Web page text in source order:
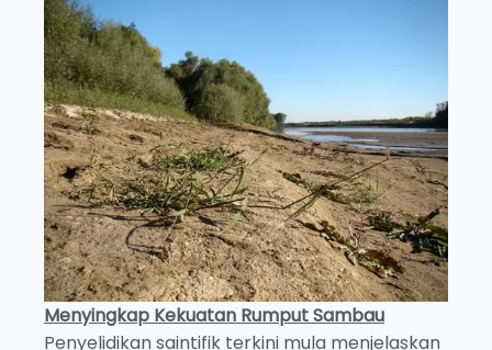
Menyingkap Kekuatan Rumput Sambau
Penyelidikan saintifik terkini mula menjelaskan